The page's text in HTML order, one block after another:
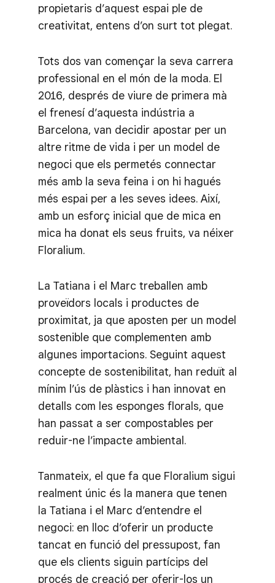
propietaris d’aquest espai ple de
creativitat, entens d’on surt tot plegat.
Tots dos van començar la seva carrera
professional en el món de la moda. El
2016, després de viure de primera mà
el frenesí d’aquesta indústria a
Barcelona, van decidir apostar per un
altre ritme de vida i per un model de
negoci que els permetés connectar
més amb la seva feina i on hi hagués
més espai per a les seves idees. Així,
amb un esforç inicial que de mica en
mica ha donat els seus fruits, va néixer
Floralium.
La Tatiana i el Marc treballen amb
proveïdors locals i productes de
proximitat, ja que aposten per un model
sostenible que complementen amb
algunes importacions. Seguint aquest
concepte de sostenibilitat, han reduït al
mínim l’ús de plàstics i han innovat en
detalls com les esponges florals, que
han passat a ser compostables per
reduir-ne l’impacte ambiental.
Tanmateix, el que fa que Floralium sigui
realment únic és la manera que tenen
la Tatiana i el Marc d’entendre el
negoci: en lloc d’oferir un producte
tancat en funció del pressupost, fan
que els clients siguin partícips del
procés de creació per oferir-los un